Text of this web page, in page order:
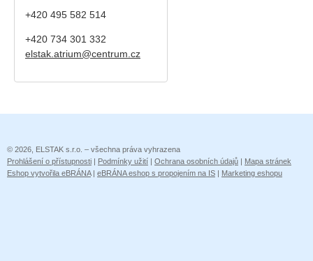
+420 495 582 514
+420 734 301 332
elstak.atrium@centrum.cz
© 2026, ELSTAK s.r.o. – všechna práva vyhrazena
Prohlášení o přístupnosti | Podmínky užití | Ochrana osobních údajů | Mapa stránek
Eshop vytvořila eBRÁNA| eBRÁNA eshop s propojením na IS | Marketing eshopu